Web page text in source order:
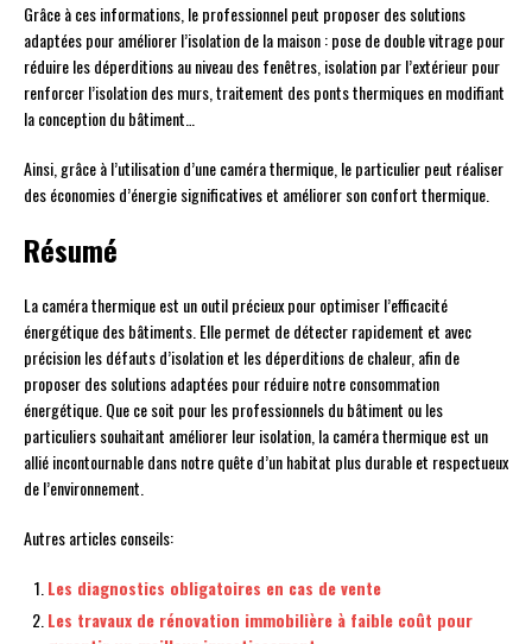
Grâce à ces informations, le professionnel peut proposer des solutions
adaptées pour améliorer l’isolation de la maison : pose de double vitrage pour
réduire les déperditions au niveau des fenêtres, isolation par l’extérieur pour
renforcer l’isolation des murs, traitement des ponts thermiques en modifiant
la conception du bâtiment…
Ainsi, grâce à l’utilisation d’une caméra thermique, le particulier peut réaliser
des économies d’énergie significatives et améliorer son confort thermique.
Résumé
La caméra thermique est un outil précieux pour optimiser l’efficacité
énergétique des bâtiments. Elle permet de détecter rapidement et avec
précision les défauts d’isolation et les déperditions de chaleur, afin de
proposer des solutions adaptées pour réduire notre consommation
énergétique. Que ce soit pour les professionnels du bâtiment ou les
particuliers souhaitant améliorer leur isolation, la caméra thermique est un
allié incontournable dans notre quête d’un habitat plus durable et respectueux
de l’environnement.
Autres articles conseils:
Les diagnostics obligatoires en cas de vente
Les travaux de rénovation immobilière à faible coût pour